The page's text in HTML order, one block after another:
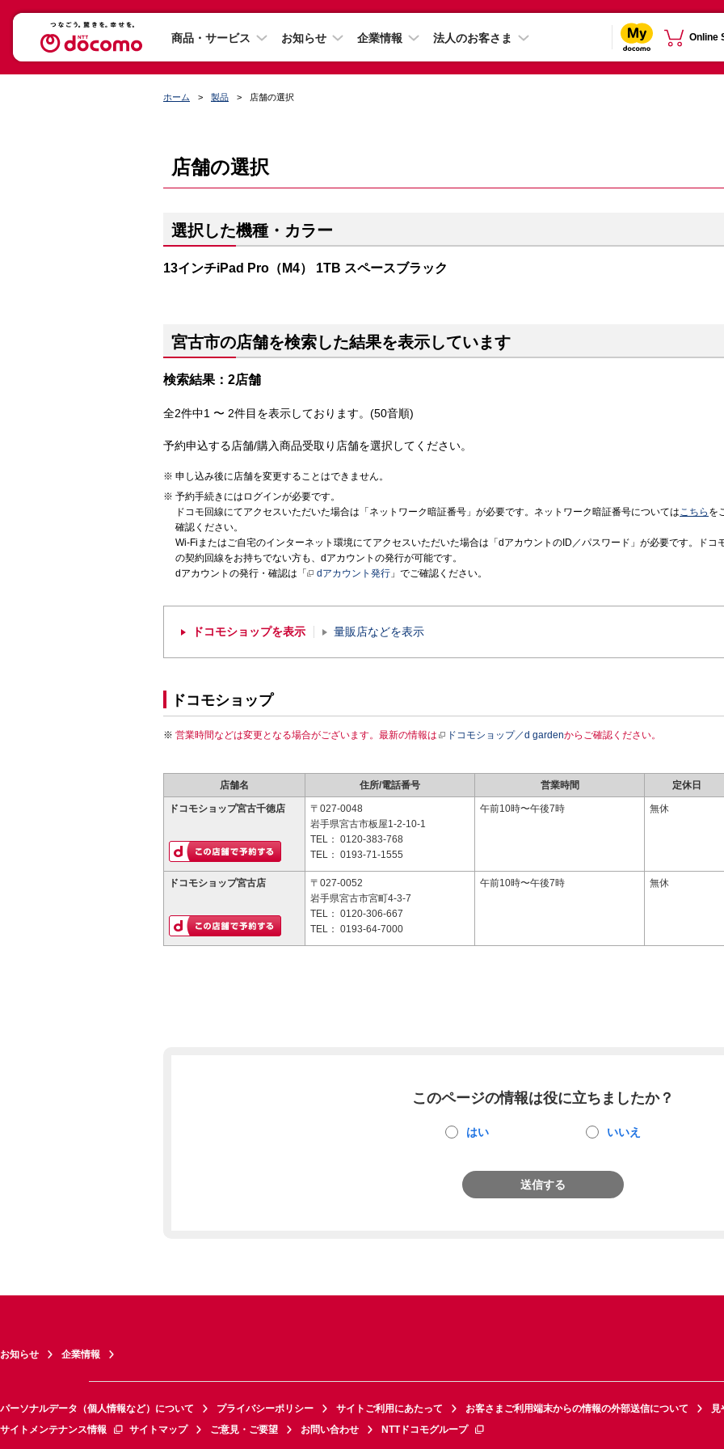
商品・サービス お知らせ 企業情報 法人のお客さま Online
ホーム 製品 店舗の選択
店舗の選択
選択した機種・カラー
13インチiPad Pro（M4） 1TB スペースブラック
宮古市の店舗を検索した結果を表示しています
検索結果：2店舗
全2件中1 〜 2件目を表示しております。(50音順)
予約申込する店舗/購入商品受取り店舗を選択してください。
申し込み後に店舗を変更することはできません。
予約手続きにはログインが必要です。
ドコモ回線にてアクセスいただいた場合は「ネットワーク暗証番号」が必要です。ネットワーク暗証番号についてはこちら を
確認ください。
Wi-Fiまたはご自宅のインターネット環境にてアクセスいただいた場合は「dアカウントのID／パスワード」が必要です。ドコ
の契約回線をお持ちでない方も、dアカウントの発行が可能です。
dアカウントの発行・確認は「
dアカウント発行 」でご確認ください。
ドコモショップを表示 量販店などを表示
ドコモショップ
営業時間などは変更となる場合がございます。最新の情報は ドコモショップ／d gardenからご確認ください。
店舗名 住所/電話番号 営業時間 定休日
ドコモショップ宮古千徳店
〒027-0048
岩手県宮古市板屋1-2-10-1
TEL： 0120-383-768
TEL： 0193-71-1555
午前10時〜午後7時 無休
ドコモショップ宮古店
〒027-0052
岩手県宮古市宮町4-3-7
TEL： 0120-306-667
TEL： 0193-64-7000
午前10時〜午後7時 無休
このページの情報は役に立ちましたか？
はい いいえ
送信する
お知らせ 企業情報
パーソナルデータ（個人情報など）について プライバシーポリシー サイトご利用にあたって お客さまご利用端末からの情報の外部送信について
見
サイトメンテナンス情報
サイトマップ ご意見・ご要望 お問い合わせ NTTドコモグループ